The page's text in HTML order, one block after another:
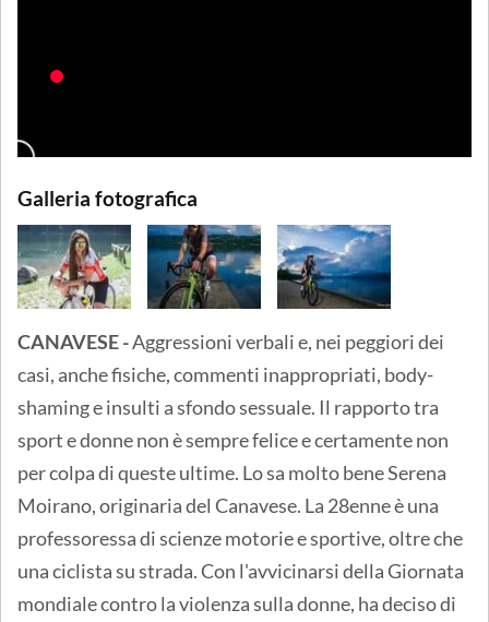
Galleria fotografica
CANAVESE -Aggressioni verbali e, nei peggiori dei
casi, anche fisiche, commenti inappropriati, body-
shaming e insulti a sfondo sessuale. Il rapporto tra
sport e donne non è sempre felice e certamente non
per colpa di queste ultime. Lo sa molto bene Serena
Moirano, originaria del Canavese. La 28enne è una
professoressa di scienze motorie e sportive, oltre che
una ciclista su strada. Con l'avvicinarsi della Giornata
mondiale contro la violenza sulla donne, ha deciso di